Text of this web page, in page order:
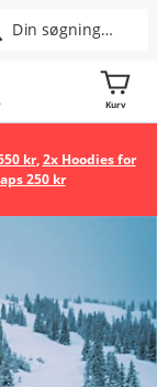
Kurv
kr,2x Hoodies for
250 kr